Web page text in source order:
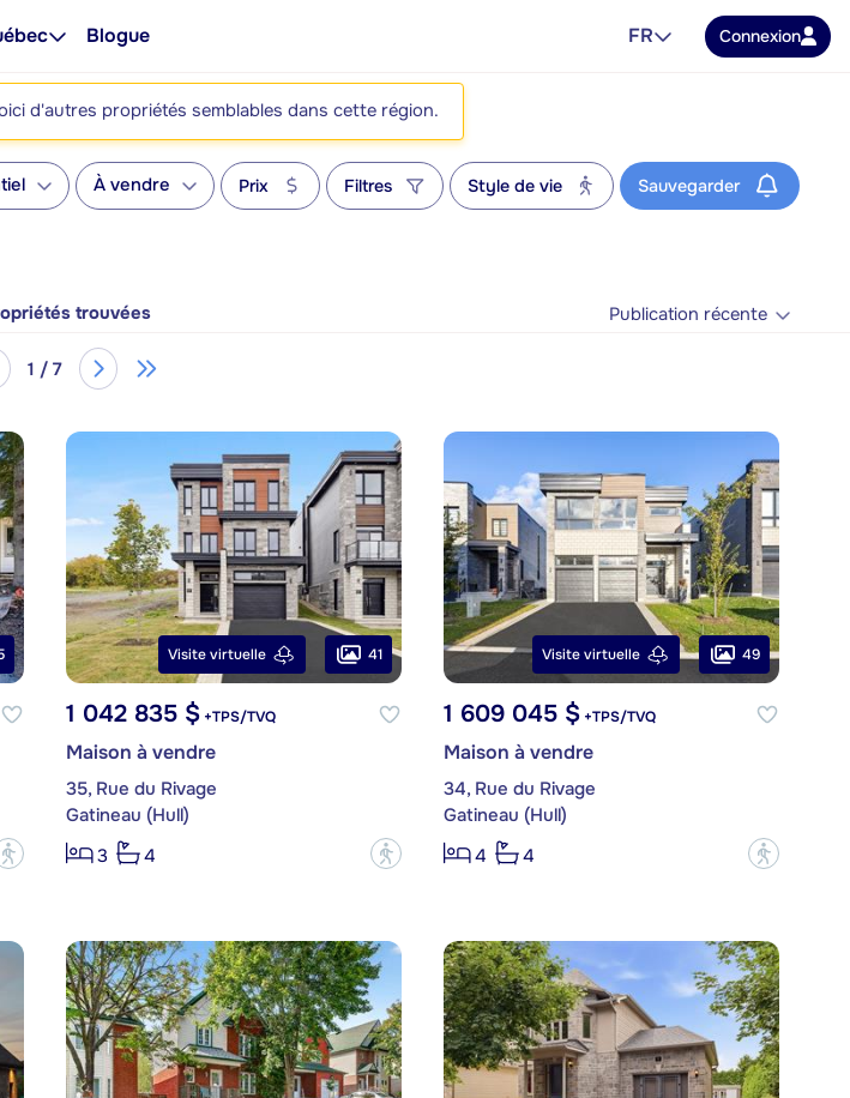
Blogue FR Connexion
d'autres propriétés semblables dans cette région.
À vendre Prix Filtres Style de vie Sauvegarder
trouvées Publication récente
1 / 7
?
Visite virtuelle 41
1 042 835 $+TPS/TVQ
Maison à vendre
35, Rue du Rivage
Gatineau (Hull)
3
4 ?
Visite virtuelle 49
1 609 045 $+TPS/TVQ
Maison à vendre
34, Rue du Rivage
Gatineau (Hull)
4
4 ?